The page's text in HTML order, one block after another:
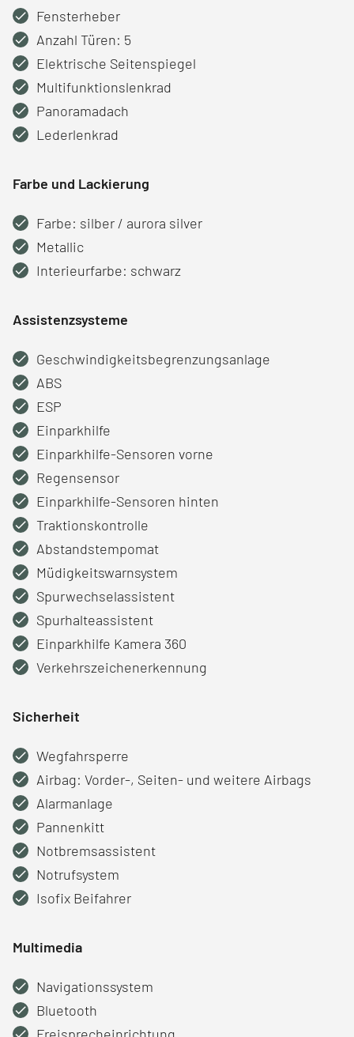
Fensterheber
Anzahl Türen: 5
Elektrische Seitenspiegel
Multifunktionslenkrad
Panoramadach
Lederlenkrad
Farbe und Lackierung
Farbe: silber / aurora silver
Metallic
Interieurfarbe: schwarz
Assistenzsysteme
Geschwindigkeitsbegrenzungsanlage
ABS
ESP
Einparkhilfe
Einparkhilfe-Sensoren vorne
Regensensor
Einparkhilfe-Sensoren hinten
Traktionskontrolle
Abstandstempomat
Müdigkeitswarnsystem
Spurwechselassistent
Spurhalteassistent
Einparkhilfe Kamera 360
Verkehrszeichenerkennung
Sicherheit
Wegfahrsperre
Airbag: Vorder-, Seiten- und weitere Airbags
Alarmanlage
Pannenkitt
Notbremsassistent
Notrufsystem
Isofix Beifahrer
Multimedia
Navigationssystem
Bluetooth